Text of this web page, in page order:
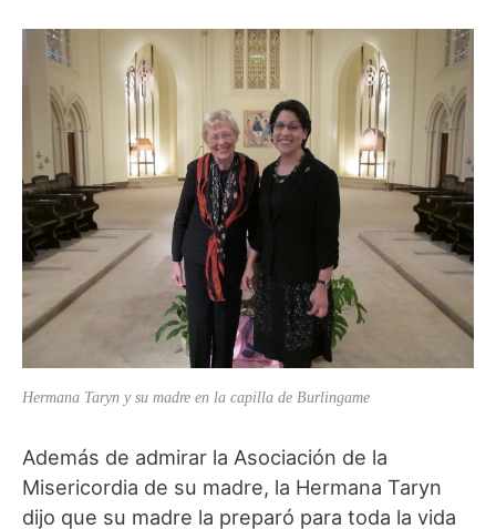
Hermana Taryn y su madre en la capilla de Burlingame
Además de admirar la Asociación de la
Misericordia de su madre, la Hermana Taryn
dijo que su madre la preparó para toda la vida